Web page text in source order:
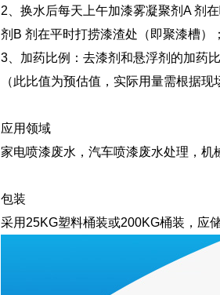
2、换水后每天上午加漆雾凝聚剂A 剂
剂B 剂在平时打捞漆渣处（即聚漆槽）
3、加药比例：去漆剂和悬浮剂的加药比
（此比值为预估值，实际用量需根据
应用领域
家电喷漆废水，汽车喷漆废水处理，机
包装
采用25KG塑料桶装或200KG桶装，应